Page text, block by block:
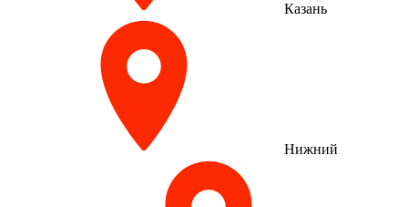
Казань
Нижний